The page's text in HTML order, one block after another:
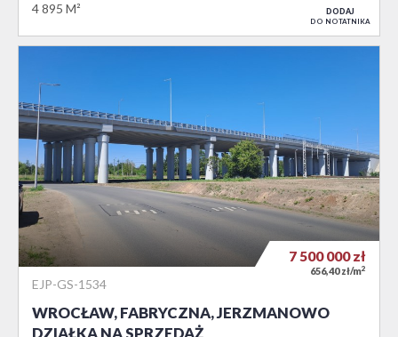
4 895 M² DODAJ
DO NOTATNIKA
EJP-GS-1534
WROCŁAW, FABRYCZNA, JERZMANOWO
DZIAŁKA NA SPRZEDAŻ
7 500 000zł
656,40 zł/m2